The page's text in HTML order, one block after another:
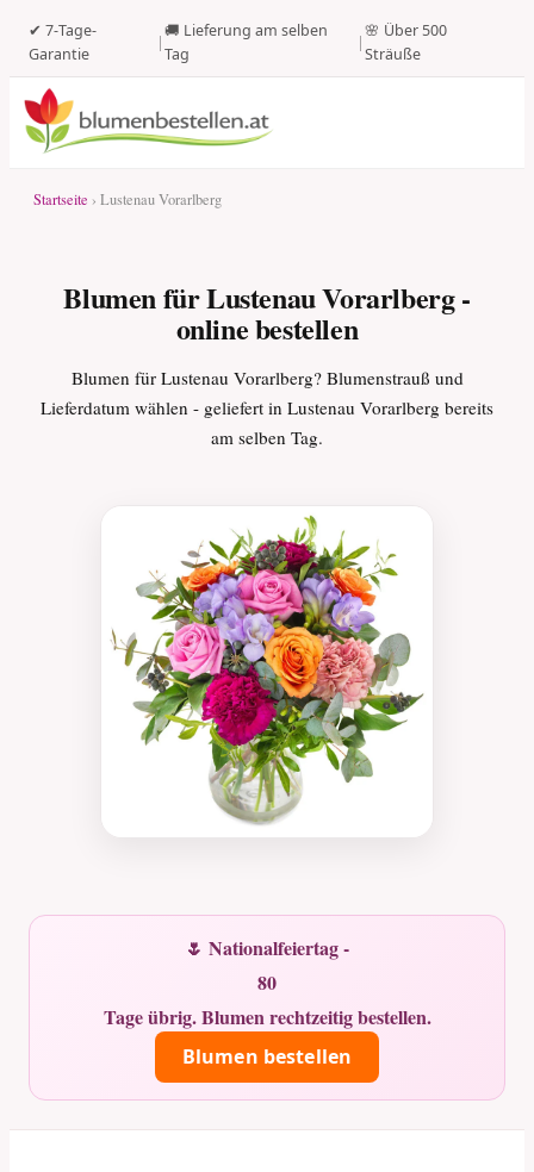
✔ 7-Tage-
Garantie
|
🚚 Lieferung am selben
Tag
|
🌸 Über 500
Sträuße
Startseite › Lustenau Vorarlberg
Blumen für Lustenau Vorarlberg -
online bestellen
Blumen für Lustenau Vorarlberg? Blumenstrauß und
Lieferdatum wählen - geliefert in Lustenau Vorarlberg bereits
am selben Tag.
🌷 Nationalfeiertag -
80
Tage übrig. Blumen rechtzeitig bestellen.
Blumen bestellen